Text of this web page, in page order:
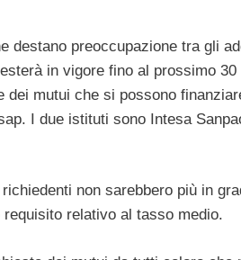
destano preoccupazione tra gli
in vigore fino al prossimo 30
dei mutui che si possono
I due istituti sono Intesa
non sarebbero più in
relativo al tasso medio.